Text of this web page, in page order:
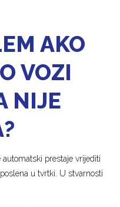
AKO
VOZI
NIJE
prestaje vrijediti
u tvrtki. U stvarnosti